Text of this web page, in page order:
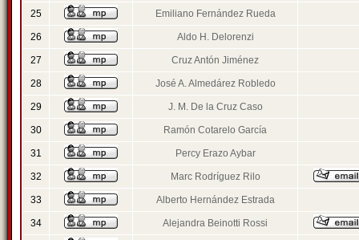
25 Emiliano Fernández Rueda
26 Aldo H. Delorenzi
27 Cruz Antón Jiménez
28 José A. Almedárez Robledo
29 J. M. De la Cruz Caso
30 Ramón Cotarelo García
31 Percy Erazo Aybar
32 Marc Rodríguez Rilo
33 Alberto Hernández Estrada
34 Alejandra Beinotti Rossi